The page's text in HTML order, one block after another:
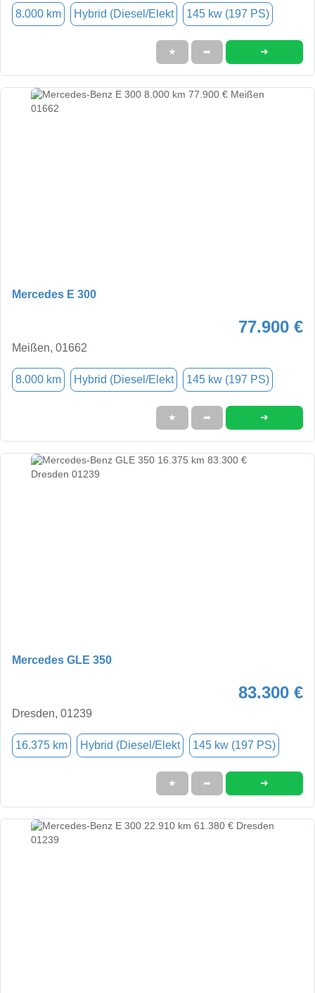
8.000 km Hybrid (Diesel/Elekt 145 kw (197 PS)
★ ➦ ➜
Mercedes E 300
77.900 €
Meißen, 01662
8.000 km Hybrid (Diesel/Elekt 145 kw (197 PS)
★ ➦ ➜
Mercedes GLE 350
83.300 €
Dresden, 01239
16.375 km Hybrid (Diesel/Elekt 145 kw (197 PS)
★ ➦ ➜